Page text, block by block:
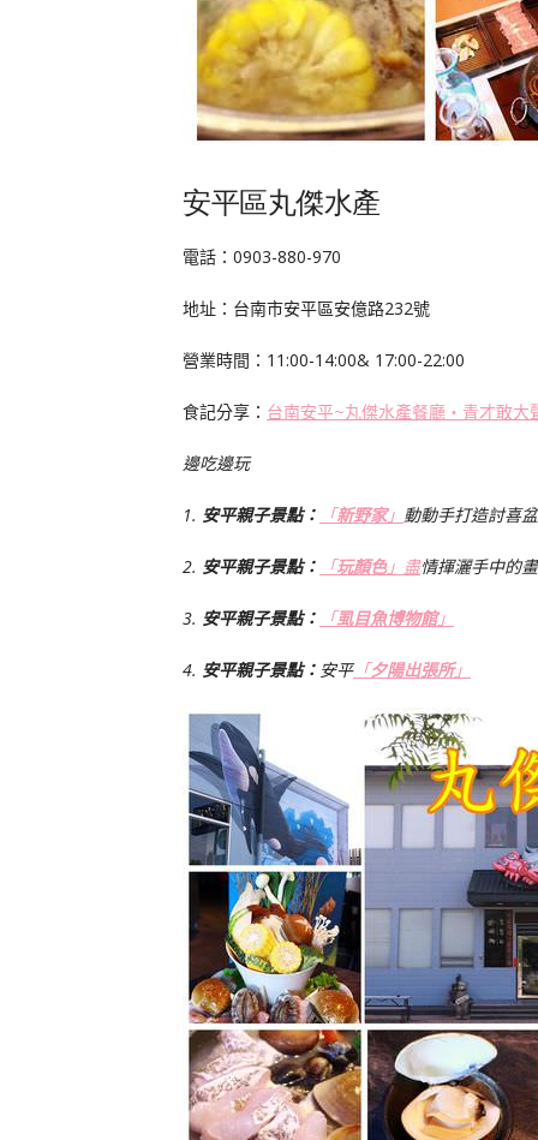
安平區丸傑水產
電話： 0903-880-970
地址：台南市安平區安億路232號
營業時間： 11:00-14:00& 17:00-22:00
食記分享： 台南安平~丸傑水產餐廳‧青才敢大
邊吃邊玩
1. 安平親子景點： 「新野家」 動動手打造討喜
2. 安平親子景點： 「玩顏色」盡情揮灑手中的
3. 安平親子景點： 「虱目魚博物館」
4. 安平親子景點： 安平「夕陽出張所」